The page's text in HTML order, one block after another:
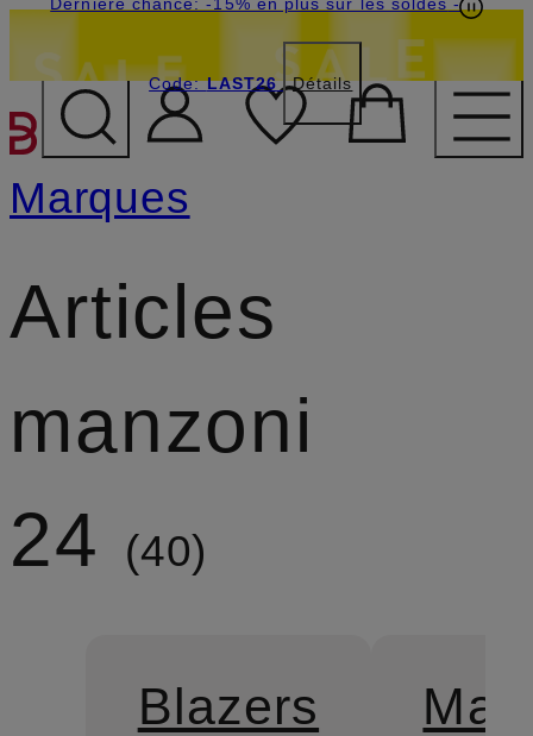
PASSER AU CONTENU
Code:LAST26 Détails
Marques
Articles
manzoni
24
40
Blazers